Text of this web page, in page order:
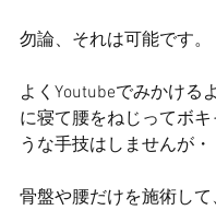
勿論、それは可能です。
よくYoutubeでみかける
に寝て腰をねじってボキ
うな手技はしませんが・
骨盤や腰だけを施術し